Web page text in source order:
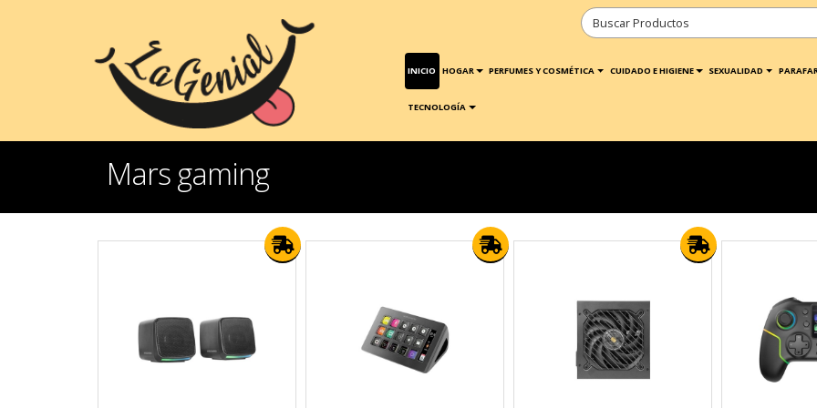
INICIO HOGAR PERFUMES Y COSMÉTICA CUIDADO E HIGIENE SEXUALIDAD
TECNOLOGÍA
Mars gaming